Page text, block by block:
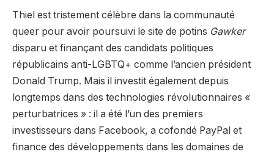
Thiel est tristement célèbre dans la communauté
queer pour avoir poursuivi le site de potins Gawker
disparu et finançant des candidats politiques
républicains anti-LGBTQ+ comme l’ancien président
Donald Trump. Mais il investit également depuis
longtemps dans des technologies révolutionnaires «
perturbatrices » : il a été l’un des premiers
investisseurs dans Facebook, a cofondé PayPal et
finance des développements dans les domaines de